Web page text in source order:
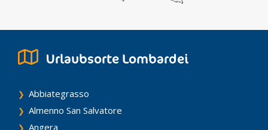
Urlaubsorte Lombardei
Abbiategrasso
Almenno San Salvatore
Angera